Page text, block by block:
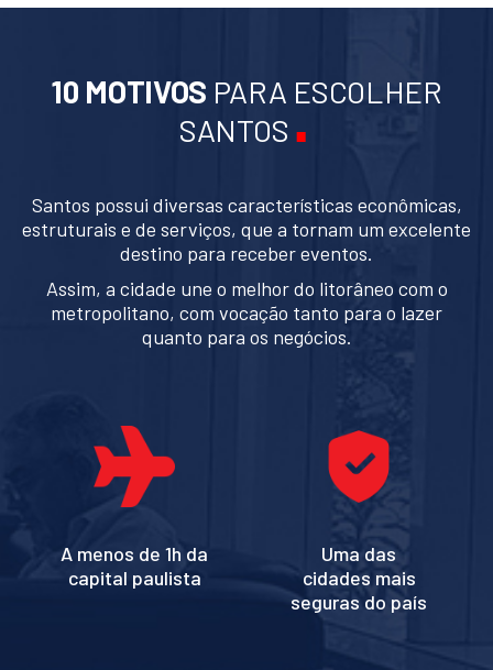
10 MOTIVOS PARA ESCOLHER
SANTOS .
Santos possui diversas características econômicas,
estruturais e de serviços, que a tornam um excelente
destino para receber eventos.
Assim, a cidade une o melhor do litorâneo com o
metropolitano, com vocação tanto para o lazer
quanto para os negócios.
A menos de 1h da
capital paulista
Uma das
cidades mais
seguras do país